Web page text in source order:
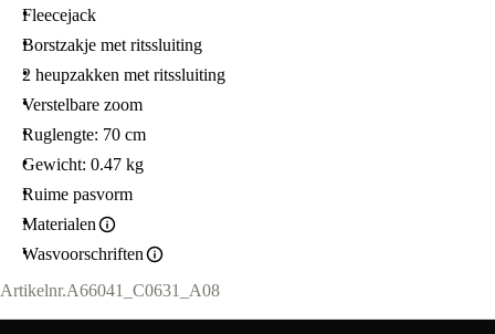
Fleecejack
Borstzakje met ritssluiting
2 heupzakken met ritssluiting
Verstelbare zoom
Ruglengte: 70 cm
Gewicht: 0.47 kg
Ruime pasvorm
Materialen
Wasvoorschriften
Artikelnr.A66041_C0631_A08